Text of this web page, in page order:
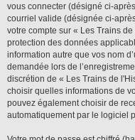
vous connecter (désigné ci-
courriel valide (désignée ci-
votre compte sur « Les Trains
protection des données
information autre que vos nom
demandée lors de
discrétion de « Les Trains de
choisir quelles informations de
pouvez également choisir de
automatiquement par le logiciel